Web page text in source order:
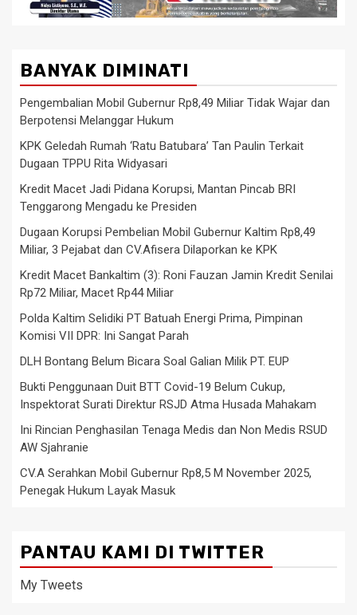
BANYAK DIMINATI
Pengembalian Mobil Gubernur Rp8,49 Miliar Tidak Wajar dan
Berpotensi Melanggar Hukum
KPK Geledah Rumah ‘Ratu Batubara’ Tan Paulin Terkait
Dugaan TPPU Rita Widyasari
Kredit Macet Jadi Pidana Korupsi, Mantan Pincab BRI
Tenggarong Mengadu ke Presiden
Dugaan Korupsi Pembelian Mobil Gubernur Kaltim Rp8,49
Miliar, 3 Pejabat dan CV.Afisera Dilaporkan ke KPK
Kredit Macet Bankaltim (3): Roni Fauzan Jamin Kredit Senilai
Rp72 Miliar, Macet Rp44 Miliar
Polda Kaltim Selidiki PT Batuah Energi Prima, Pimpinan
Komisi VII DPR: Ini Sangat Parah
DLH Bontang Belum Bicara Soal Galian Milik PT. EUP
Bukti Penggunaan Duit BTT Covid-19 Belum Cukup,
Inspektorat Surati Direktur RSJD Atma Husada Mahakam
Ini Rincian Penghasilan Tenaga Medis dan Non Medis RSUD
AW Sjahranie
CV.A Serahkan Mobil Gubernur Rp8,5 M November 2025,
Penegak Hukum Layak Masuk
PANTAU KAMI DI TWITTER
My Tweets